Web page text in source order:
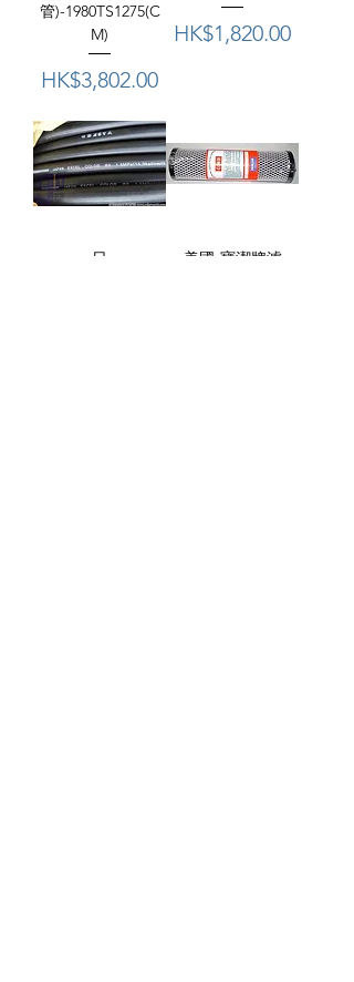
管)-1980TS1275(C
M)
價格
HK$3,802.00
價格
HK$1,820.00
日
美國-寶潔牌濾